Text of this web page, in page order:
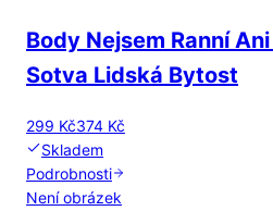
Body Nejsem Ranní
Sotva Lidská Bytost
299 Kč374 Kč
Skladem
Podrobnosti
Není obrázek